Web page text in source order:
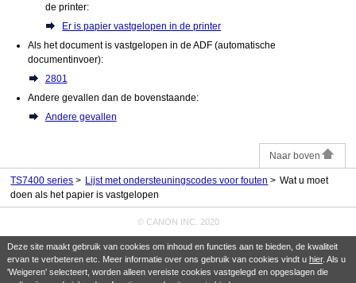
Deze site maakt gebruik van cookies om inhoud en functies aan te bieden, de kwaliteit
ervan te verbeteren etc. Meer informatie over ons gebruik van cookies vindt u hier. Als u
'Weigeren' selecteert, worden alleen vereiste cookies vastgelegd en opgeslagen die
de printer:
Er is papier vastgelopen in de printer
Als het document is vastgelopen in deADF (automatische
documentinvoer):
2801
Andere gevallen dan de bovenstaande:
Andere gevallen
Naar boven
TS7400 series Lijst met ondersteuningscodes voor fouten
Wat u moet
doen als het papier is vastgelopen
© CANON INC. 2020